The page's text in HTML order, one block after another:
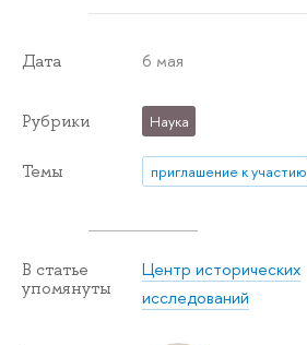
Дата 6 мая
Рубрики Наука
Темы приглашение к участию
В статье
упомянуты
Центр исторических
исследований